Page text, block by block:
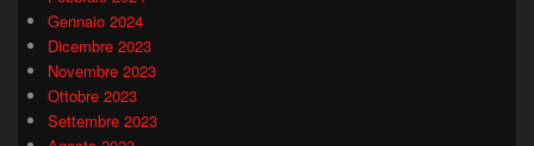
Gennaio 2024
Dicembre 2023
Novembre 2023
Ottobre 2023
Settembre 2023